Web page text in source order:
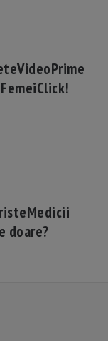
VideoPrime
Click!
Medicii
doare?